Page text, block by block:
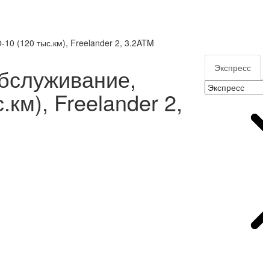
10 (120 тыс.км), Freelander 2, 3.2ATM
Freelander 2,
Экспресс